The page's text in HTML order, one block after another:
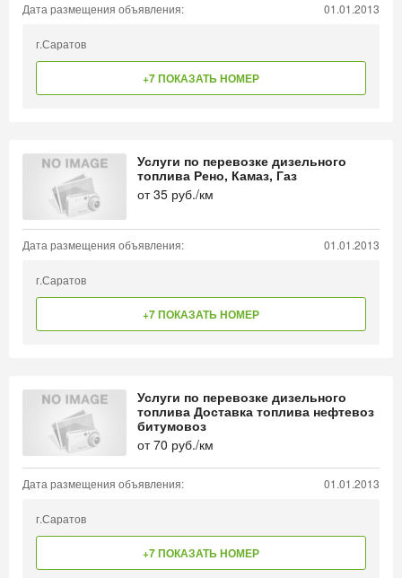
Дата размещения объявления: 01.01.2013
г.Саратов
+7 ПОКАЗАТЬ НОМЕР
Услуги по перевозке дизельного
топлива Рено, Камаз, Газ
от35 руб./км
Дата размещения объявления: 01.01.2013
г.Саратов
+7 ПОКАЗАТЬ НОМЕР
Услуги по перевозке дизельного
топлива Доставка топлива нефтевоз
битумовоз
от70 руб./км
Дата размещения объявления: 01.01.2013
г.Саратов
+7 ПОКАЗАТЬ НОМЕР